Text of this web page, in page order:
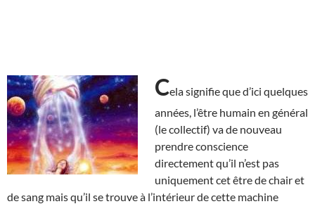
Cela signifie que d’ici quelques
années, l’être humain en général
(le collectif) va de nouveau
prendre conscience
directement qu’il n’est pas
uniquement cet être de chair et
de sang mais qu’il se trouve à l’intérieur de cette machine